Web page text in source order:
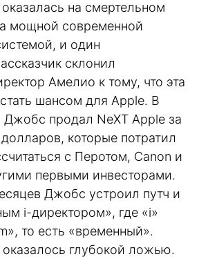
на смертельном
мощной современной
и один
склонил
Амелио к тому, что эта
шансом для Apple. В
Джобс продал NeXT Apple за
которые потратил
с Перотом, Canon и
первыми инвесторами.
Джобс устроил путч и
i-директором», где «i»
то есть «временный».
оказалось глубокой ложью.